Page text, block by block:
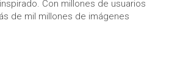
Con millones de usuarios
de mil millones de imágenes